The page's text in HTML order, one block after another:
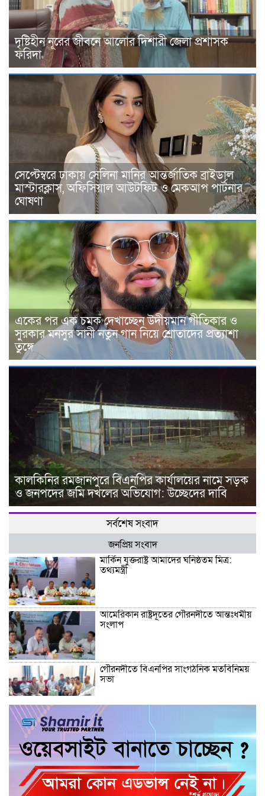
দৃষ্টিহীন নূরের জীবনে আলোর দিশারী জেলা প্রশাসক
ফরিদা
সেপ্টেম্বরে ঢাকায় সেলিনা মানির আন্তর্জাতিক ব্রাইডাল
মাস্টারক্লাস, অফিসিয়াল আউটফিট ও মেকআপ পার্টনার
ঘোষণা
একের পর এক চমক দেখাচ্ছেন উদীয়মান গীতিকার ও
সুরকার মনসুর সানী নতুন গান নিয়ে শ্রোতাদের প্রত্যাশা
তুঙ্গে
কালকিনির রমজানপুরে বিএনপির কার্যালয়ের নামে সড়ক
ও জনপদের জমি দখলের অভিযোগ: উচ্ছেদের দাবি
সর্বশেষ সংবাদ
জনপ্রিয় সংবাদ
মার্কিন যুক্তরাষ্ট্র আমাদের ঘনিষ্ঠতম মিত্র:
তথ্যমন্ত্রী
আমেরিকান রাষ্ট্রদূতের গৌরনদীতে আন্তঃধর্মীয়
সংলাপ
গৌরনদীতে বিএনপির সাংগঠনিক মতবিনিময়
সভা
আশুলিয়ায় পৃথক অভিযানে ইয়াবা-হেরোইন-
গাঁজাসহ গ্রেপ্তার ৫
উজিরপুর উপজেলার ইউএনও ৬০ লাখ টাকা
ফেরত দিয়ে প্রশংসা কুড়িয়েছেন